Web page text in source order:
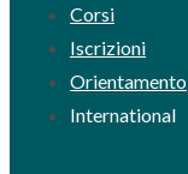
Corsi
Iscrizioni
Orientamento
International